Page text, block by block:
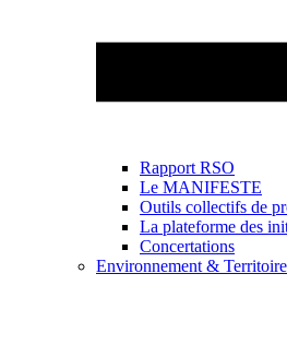
Rapport RSO
Le MANIFESTE
Outils collectifs de
La plateforme des
Concertations
Environnement &